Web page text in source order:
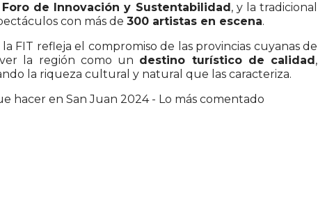
Foro de Innovación y Sustentabilidad , y la tradicional
con más de 300 artistas en escena.
FIT refleja el compromiso de las provincias cuyanas de
la región como un destino turístico de calidad ,
la riqueza cultural y natural que las caracteriza.